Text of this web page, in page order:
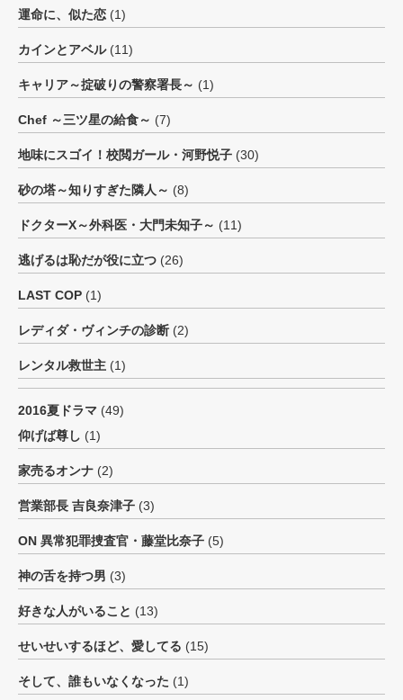
運命に、似た恋 (1)
カインとアベル(11)
キャリア～掟破りの警察署長～ (1)
Chef ～三ツ星の給食～ (7)
地味にスゴイ！校閲ガール・河野悦子 (30)
砂の塔～知りすぎた隣人～ (8)
ドクターX～外科医・大門未知子～ (11)
逃げるは恥だが役に立つ (26)
LAST COP (1)
レディダ・ヴィンチの診断 (2)
レンタル救世主 (1)
2016夏ドラマ (49)
仰げば尊し (1)
家売るオンナ (2)
営業部長 吉良奈津子 (3)
ON 異常犯罪捜査官・藤堂比奈子 (5)
神の舌を持つ男 (3)
好きな人がいること (13)
せいせいするほど、愛してる (15)
そして、誰もいなくなった (1)